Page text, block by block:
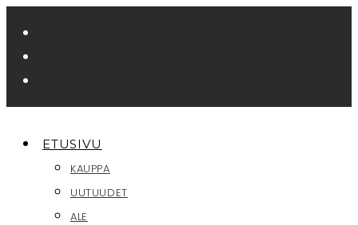
suoraan
sisältöön
ETUSIVU
KAUPPA
UUTUUDET
ALE